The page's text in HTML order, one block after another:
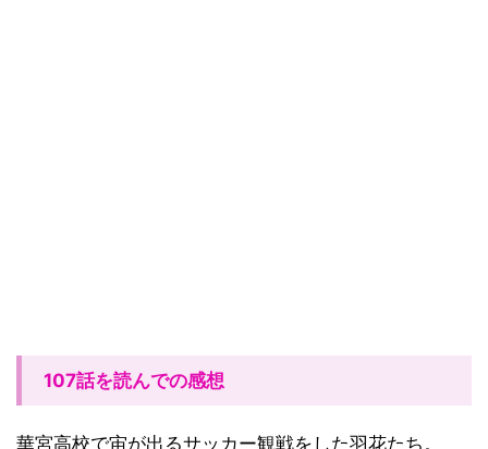
107話を読んでの感想
華宮高校で宙が出るサッカー観戦をした羽花たち。